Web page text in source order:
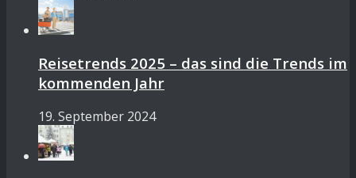
Reisetrends 2025 – das sind die Trends im
kommenden Jahr
19. September 2024